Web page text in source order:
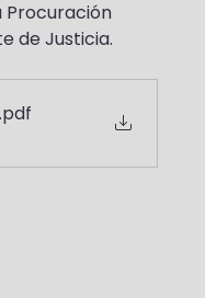
Procuración
de Justicia.
.pdf